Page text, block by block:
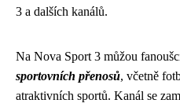
3 a dalších kanálů.
Na Nova Sport 3 můžou
sportovních přenosů, včetně
atraktivních sportů. Kanál se